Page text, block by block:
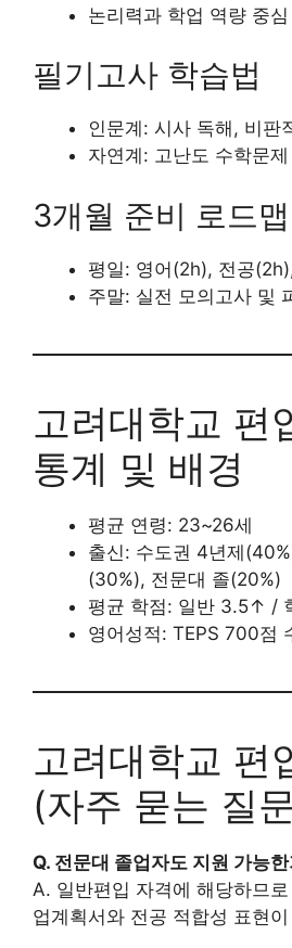
논리력과 학업 역량 중
필기고사 학습법
인문계: 시사 독해, 비판
자연계: 고난도 수학문
3개월 준비 로드
평일: 영어(2h), 전공
주말: 실전 모의고사 및
고려대학교 편
통계 및 배경
평균 연령: 23~26세
출신: 수도권 4년제
(30%), 전문대 졸(20%)
평균 학점: 일반 3.5↑ /
영어성적: TEPS 700점
고려대학교 편
(자주 묻는 질
Q. 전문대 졸업자도 지원 가능
A. 일반편입 자격에 해당하므
업계획서와 전공 적합성 표현